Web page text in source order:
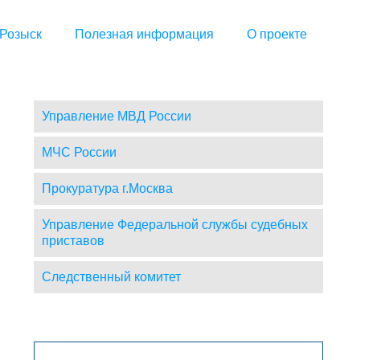
Розыск Полезная информация О проекте
Управление МВД России
МЧС России
Прокуратура г.Москва
Управление Федеральной службы судебных
приставов
Следственный комитет